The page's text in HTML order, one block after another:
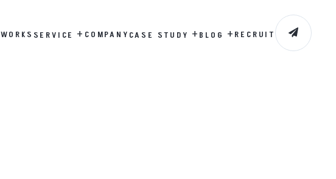
WORKS SERVICE + COMPANY CASE STUDY + BLOG + RECRUIT